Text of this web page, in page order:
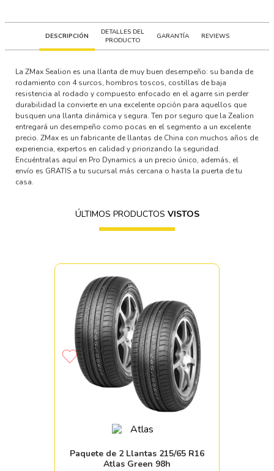
DESCRIPCIÓN
DETALLES DEL
PRODUCTO
GARANTÍA REVIEWS
La ZMax Sealion es una llanta de muy buen desempeño: su banda de
rodamiento con 4 surcos, hombros toscos, costillas de baja
resistencia al rodado y compuesto enfocado en el agarre sin perder
durabilidad la convierte en una excelente opción para aquellos que
busquen una llanta dinámica y segura. Ten por seguro que la Zealion
entregará un desempeño como pocas en el segmento a un excelente
precio. ZMax es un fabricante de llantas de China con muchos años de
experiencia, expertos en calidad y priorizando la seguridad.
Encuéntralas aquí en Pro Dynamics a un precio único, además, el
envío es GRATIS a tu sucursal más cercana o hasta la puerta de tu
casa.
ÚLTIMOS PRODUCTOS VISTOS
Paquete de 2 Llantas 215/65 R16
Atlas Green 98h